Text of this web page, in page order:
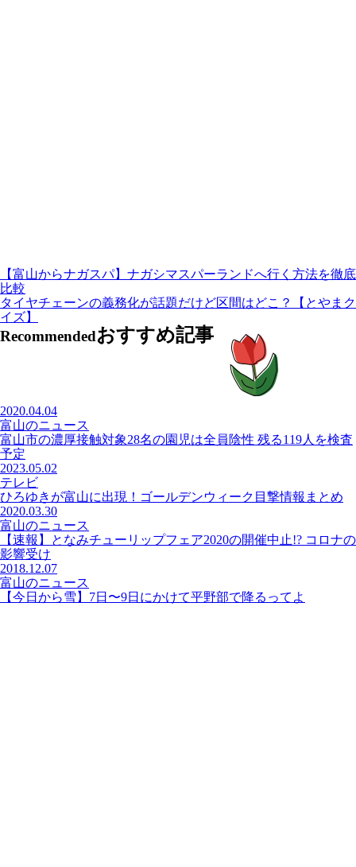
【富山からナガスパ】ナガシマスパーランドへ行く方法を徹底
比較
タイヤチェーンの義務化が話題だけど区間はどこ？【とやまク
イズ】
Recommendedおすすめ記事
2020.04.04
富山のニュース
富山市の濃厚接触対象28名の園児は全員陰性 残る119人を検査
予定
2023.05.02
テレビ
ひろゆきが富山に出現！ゴールデンウィーク目撃情報まとめ
2020.03.30
富山のニュース
【速報】となみチューリップフェア2020の開催中止!? コロナの
影響受け
2018.12.07
富山のニュース
【今日から雪】7日〜9日にかけて平野部で降るってよ